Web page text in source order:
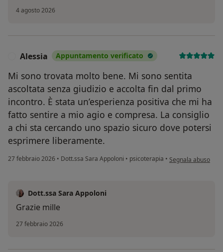
4 agosto 2026
Alessia Appuntamento verificato
Mi sono trovata molto bene. Mi sono sentita
ascoltata senza giudizio e accolta fin dal primo
incontro. È stata un’esperienza positiva che mi ha
fatto sentire a mio agio e compresa. La consiglio
a chi sta cercando uno spazio sicuro dove potersi
esprimere liberamente.
27 febbraio 2026 • Dott.ssa Sara Appoloni • psicoterapia • secondo
Segnala abuso
Dott.ssa Sara Appoloni
Grazie mille
27 febbraio 2026